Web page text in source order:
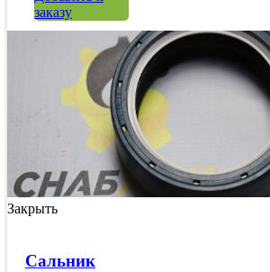
заказу
Закрыть
Сальник